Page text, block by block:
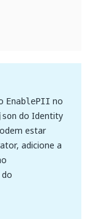
EnablePII no
do Identity
estar
adicione a
do